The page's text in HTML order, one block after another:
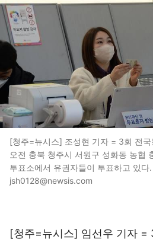
[청주=뉴시스] 조성현 기자 = 3회 전
오전 충북 청주시 서원구 성화동 농협
투표소에서 유권자들이 투표하고 있
jsh0128@newsis.com
[청주=뉴시스] 임선우 기자 =